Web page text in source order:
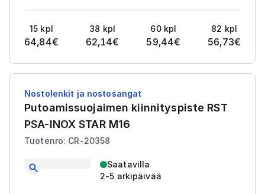
15 kpl
64,84€
38 kpl
62,14€
60 kpl
59,44€
82 kpl
56,73€
Nostolenkit ja nostosangat
Putoamissuojaimen kiinnityspiste RST
PSA-INOX STAR M16
Tuotenro: CR-20358
Saatavilla
2-5 arkipäivää